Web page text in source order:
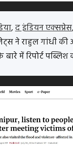
,द इंडियन एक्सप्रेस,
ने राहुल गांधी की
में रिपोर्ट पब्लिश